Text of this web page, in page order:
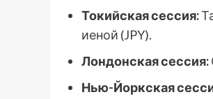
Токийская сессия:
иеной (JPY).
Лондонская сессия:
Нью-Йоркская